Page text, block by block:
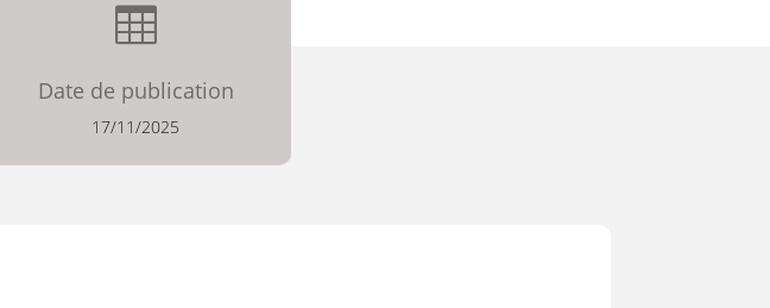

Date de publication
17/11/2025